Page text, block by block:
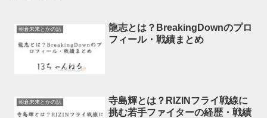
朝倉未来とかの話
龍志とは？BreakingDownのプロ
フィール・戦績まとめ
朝倉未来とかの話
寺島輝とは？RIZINフライ戦線に
挑む若手ファイターの経歴・戦績